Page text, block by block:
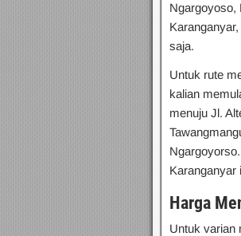
Ngargoyoso,
saja.
Untuk rute
kalian
menuju Jl.
Karanganyar
Harga
Untuk varian